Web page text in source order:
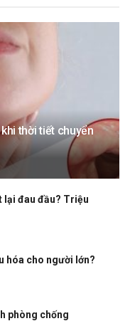
thời tiết chuyển
lại đau đầu? Triệu
hóa cho người lớn?
phòng chống